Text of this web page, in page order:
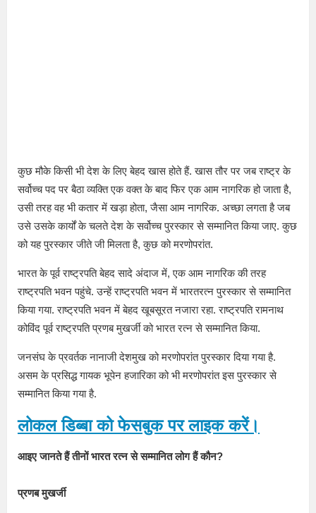
कुछ मौके किसी भी देश के लिए बेहद खास होते हैं. खास तौर पर जब राष्ट्र के
सर्वोच्च पद पर बैठा व्यक्ति एक वक्त के बाद फिर एक आम नागरिक हो जाता है,
उसी तरह वह भी कतार में खड़ा होता, जैसा आम नागरिक. अच्छा लगता है जब
उसे उसके कार्यों के चलते देश के सर्वोच्च पुरस्कार से सम्मानित किया जाए. कुछ
को यह पुरस्कार जीते जी मिलता है, कुछ को मरणोपरांत.
भारत के पूर्व राष्ट्रपति बेहद सादे अंदाज में, एक आम नागरिक की तरह
राष्ट्रपति भवन पहुंचे. उन्हें राष्ट्रपति भवन में भारतरत्न पुरस्कार से सम्मानित
किया गया. राष्ट्रपति भवन में बेहद खूबसूरत नजारा रहा. राष्ट्रपति रामनाथ
कोविंद पूर्व राष्ट्रपति प्रणब मुखर्जी को भारत रत्न से सम्मानित किया.
जनसंघ के प्रवर्तक नानाजी देशमुख को मरणोपरांत पुरस्कार दिया गया है.
असम के प्रसिद्ध गायक भूपेन हजारिका को भी मरणोपरांत इस पुरस्कार से
सम्मानित किया गया है.
लोकल डिब्बा को फेसबुक पर लाइक करें।
आइए जानते हैं तीनों भारत रत्न से सम्मानित लोग हैं कौन?
प्रणब मुखर्जी